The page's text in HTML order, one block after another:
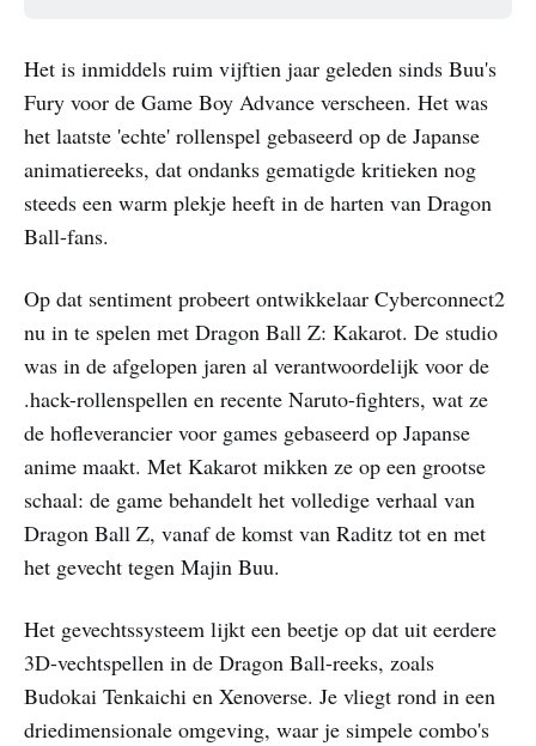
Het is inmiddels ruim vijftien jaar geleden sinds Buu's
Fury voor de Game Boy Advance verscheen. Het was
het laatste 'echte' rollenspel gebaseerd op de Japanse
animatiereeks, dat ondanks gematigde kritieken nog
steeds een warm plekje heeft in de harten van Dragon
Ball-fans.
Op dat sentiment probeert ontwikkelaar Cyberconnect2
nu in te spelen met Dragon Ball Z: Kakarot. De studio
was in de afgelopen jaren al verantwoordelijk voor de
.hack-rollenspellen en recente Naruto-fighters, wat ze
de hofleverancier voor games gebaseerd op Japanse
anime maakt. Met Kakarot mikken ze op een grootse
schaal: de game behandelt het volledige verhaal van
Dragon Ball Z, vanaf de komst van Raditz tot en met
het gevecht tegen Majin Buu.
Het gevechtssysteem lijkt een beetje op dat uit eerdere
3D-vechtspellen in de Dragon Ball-reeks, zoals
Budokai Tenkaichi en Xenoverse. Je vliegt rond in een
driedimensionale omgeving, waar je simpele combo's